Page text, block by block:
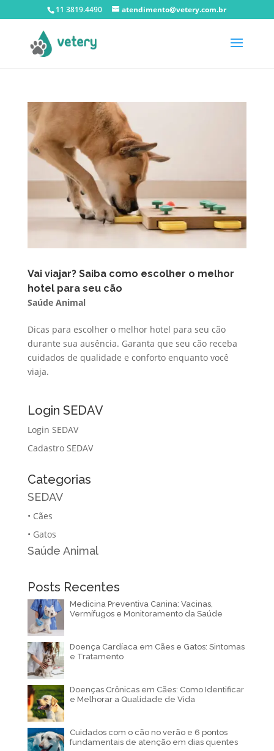
11 3819.4490 atendimento@vetery.com.br
Vai viajar? Saiba como escolher o melhor
hotel para seu cão
Saúde Animal
Dicas para escolher o melhor hotel para seu cão
durante sua ausência. Garanta que seu cão receba
cuidados de qualidade e conforto enquanto você
viaja.
Login SEDAV
Login SEDAV
Cadastro SEDAV
Categorias
SEDAV
• Cães
• Gatos
Saúde Animal
Posts Recentes
Medicina Preventiva Canina: Vacinas,
Vermífugos e Monitoramento da Saúde
Doença Cardíaca em Cães e Gatos: Sintomas
e Tratamento
Doenças Crônicas em Cães: Como Identificar
e Melhorar a Qualidade de Vida
Cuidados com o cão no verão e 6 pontos
fundamentais de atenção em dias quentes